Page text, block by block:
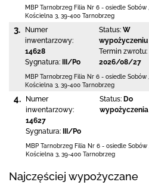
MBP Tarnobrzeg Filia Nr 6 - osiedle Sobów
Kościelna 3 39-400 Tarnobrzeg
3.
Numer
inwentarzowy:
14628
Sygnatura:
III/Po
Status: W
wypożyczeniu
Termin zwrotu:
2026/08/27
MBP Tarnobrzeg Filia Nr 6 - osiedle Sobów
Kościelna 3 39-400 Tarnobrzeg
4.
Numer
inwentarzowy:
14627
Sygnatura:
III/Po
Status: Do
wypożyczenia
MBP Tarnobrzeg Filia Nr 6 - osiedle Sobów
Kościelna 3 39-400 Tarnobrzeg
Najczęściej wypożyczane